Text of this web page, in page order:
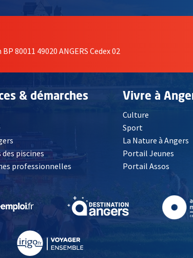
80011 49020 ANGERS Cedex 02
& démarches
, Ouvre une nouvelle fenêtre
piscines
professionnelles
Vivre à
Culture
Sport
La Nature à Angers
Portail Jeunes
Portail Assos
fenêtre , Ouvre une nouvelle fenêtre , Ouvre une